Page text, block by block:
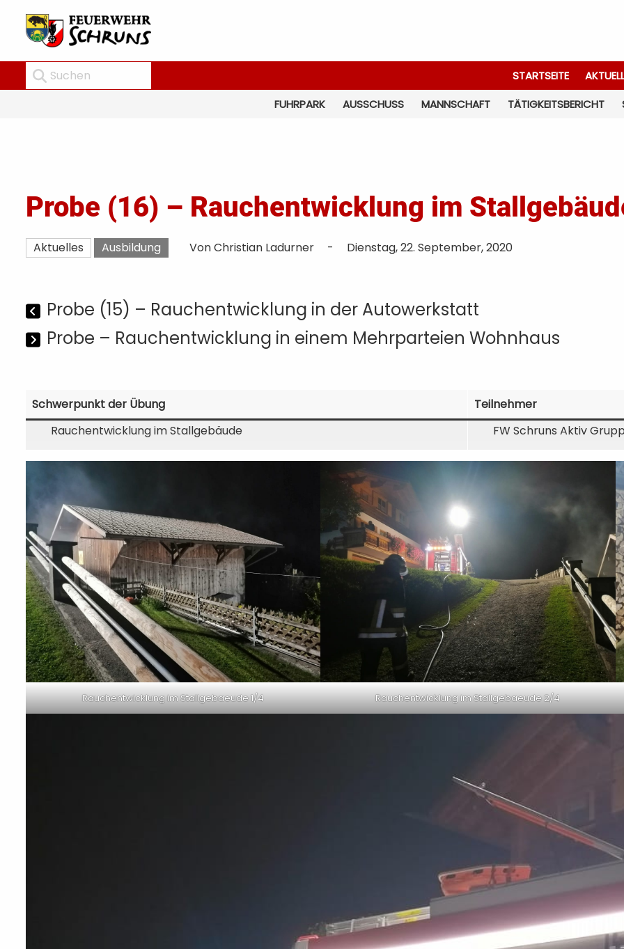
STARTSEITE
FUHRPARK
AUSSCHUSS MANNSCHAFT TÄTIGKEITSBERICHT
Probe (16) – Rauchentwicklung im
Aktuelles Ausbildung Von Christian Ladurner - Dienstag, 22. September, 2020
Probe (15) – Rauchentwicklung in der Autowerkstatt
Probe – Rauchentwicklung in einem Mehrparteien Wohnhaus
Schwerpunkt der Übung
Rauchentwicklung im Stallgebäude
Teilnehmer
FW Schruns Aktiv
Rauchentwicklung im Stallgebaeude 1/4 Rauchentwicklung im Stallgebaeude 2/4